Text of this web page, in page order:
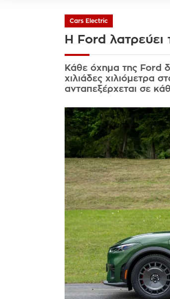
Cars Electric
H Ford
Κάθε όχημα της Ford
χιλιάδες χιλιόμετρα
ανταπεξέρχεται σε